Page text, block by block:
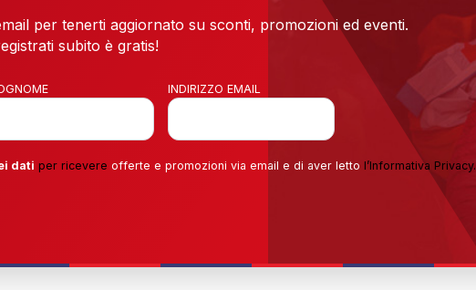
per tenerti aggiornato su sconti, promozioni ed eventi.
subito è gratis!
INDIRIZZO EMAIL
dati per ricevere offerte e promozioni via email e di aver letto l’Informativa Privacy.